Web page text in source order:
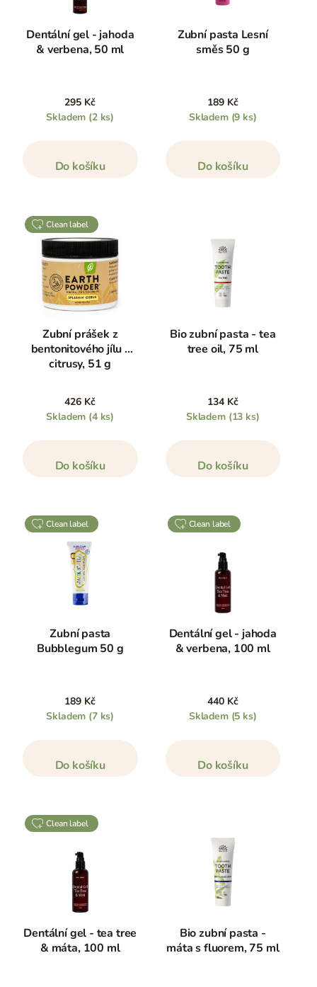
Dentální gel - jahoda
& verbena, 50 ml
295 Kč
Skladem (2 ks)
Do košíku
Zubní pasta Lesní
směs 50 g
189 Kč
Skladem (9 ks)
Do košíku
clean label
Zubní prášek z
bentonitového jílu -
citrusy, 51 g
426 Kč
Skladem (4 ks)
Do košíku
Bio zubní pasta - tea
tree oil, 75 ml
134 Kč
Skladem (13 ks)
Do košíku
clean label
Zubní pasta
Bubblegum 50 g
189 Kč
Skladem (7 ks)
Do košíku
clean label
Dentální gel - jahoda
& verbena, 100 ml
440 Kč
Skladem (5 ks)
Do košíku
clean label
Dentální gel - tea tree
& máta, 100 ml
Bio zubní pasta -
máta s fluorem, 75 ml